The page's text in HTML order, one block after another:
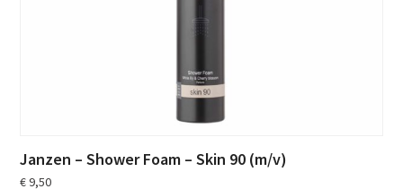
Janzen – Shower Foam – Skin 90 (m/v)
€9,50